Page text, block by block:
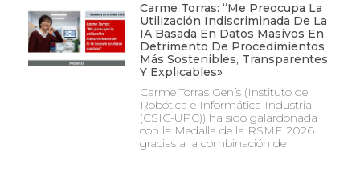
Carme Torras: “Me Preocupa La
Utilización Indiscriminada De La
IA Basada En Datos Masivos En
Detrimento De Procedimientos
Más Sostenibles, Transparentes
Y Explicables»
Carme Torras Genís (Instituto de
Robótica e Informática Industrial
(CSIC-UPC)) ha sido galardonada
con la Medalla de la RSME 2026
gracias a la combinación de